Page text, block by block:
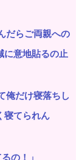
だらご両親への
に意地貼るの止
俺だけ寝落ちし
寝てられん
の！」